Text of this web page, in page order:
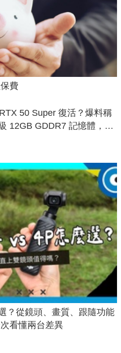
費
50 Super 復活？爆料稱
12GB GDDR7 記憶體，這
不擠牙膏
？從鏡頭、畫質、跟隨功能
看懂兩台差異